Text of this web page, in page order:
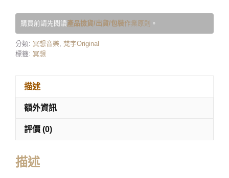
購買前請先閱讀產品撿貨/出貨/包裝作業原則 。
分類: 冥想音樂 梵宇Original
標籤: 冥想
描述
額外資訊
評價 (0)
描述